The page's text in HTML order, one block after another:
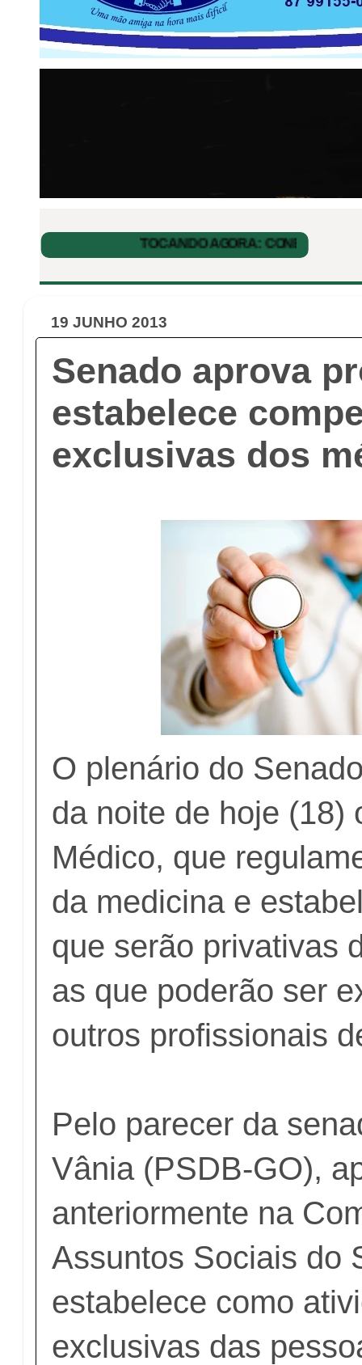
19 JUNHO 2013
Senado aprova
estabelece
exclusivas dos
O plenário do
da noite de hoje (18)
Médico, que
da medicina e
que serão privativas
as que poderão ser
outros profissionais
Pelo parecer da
Vânia (PSDB-GO),
anteriormente na
Assuntos Sociais do
estabelece como
exclusivas das